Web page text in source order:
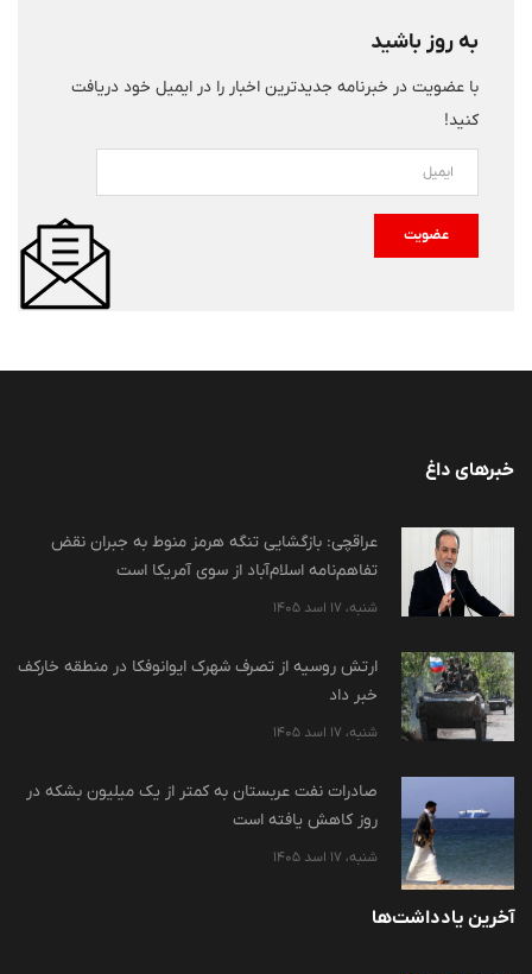
به روز باشید
با عضویت در خبرنامه جدیدترین اخبار را در ایمیل خود دریافت
کنید!
عضویت
خبرهای داغ
عراقچی: بازگشایی تنگه هرمز منوط به جبران نقض
تفاهم‌نامه اسلام‌آباد از سوی آمریکا است
شنبه، 17 اسد 1405
ارتش روسیه از تصرف شهرک ایوانوفکا در منطقه خارکف
خبر داد
شنبه، 17 اسد 1405
صادرات نفت عربستان به کمتر از یک میلیون بشکه در
روز کاهش یافته است
شنبه، 17 اسد 1405
آخرین یادداشت‌ها